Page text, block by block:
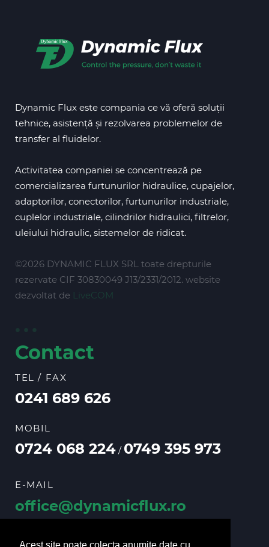
Dynamic Flux este compania ce vă oferă soluții
tehnice, asistență și rezolvarea problemelor de
transfer al fluidelor.
Activitatea companiei se concentrează pe
comercializarea furtunurilor hidraulice, cupajelor,
adaptorilor, conectorilor, furtunurilor industriale,
cuplelor industriale, cilindrilor hidraulici, filtrelor,
uleiului hidraulic, sistemelor de ridicat.
©2026 DYNAMIC FLUX SRL toate drepturile
rezervate CIF 30830049 J13/2331/2012. website
dezvoltat de LiveCOM
Contact
TEL / FAX
0241 689 626
MOBIL
0724 068 224 / 0749 395 973
E-MAIL
office@dynamicflux.ro